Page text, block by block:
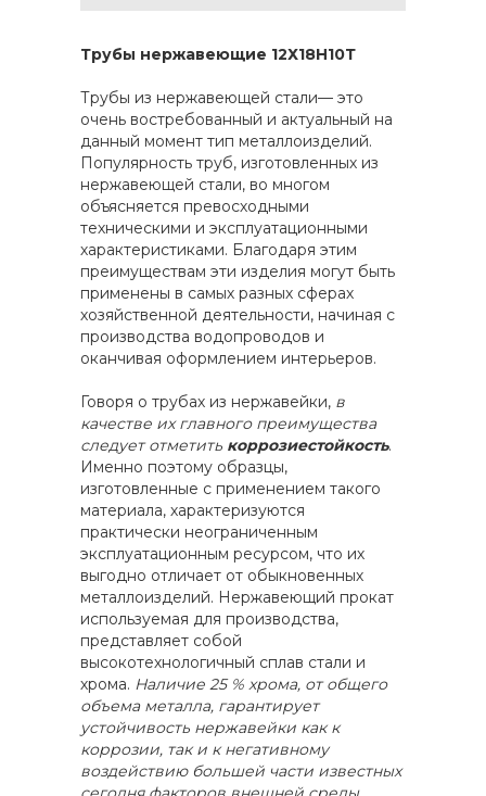
Трубы нержавеющие 12Х18Н10Т
Трубы из нержавеющей стали— это
очень востребованный и актуальный на
данный момент тип металлоизделий.
Популярность труб, изготовленных из
нержавеющей стали, во многом
объясняется превосходными
техническими и эксплуатационными
характеристиками. Благодаря этим
преимуществам эти изделия могут быть
применены в самых разных сферах
хозяйственной деятельности, начиная с
производства водопроводов и
оканчивая оформлением интерьеров.
Говоря о трубах из нержавейки, в
качестве их главного преимущества
следует отметить коррозиестойкость.
Именно поэтому образцы,
изготовленные с применением такого
материала, характеризуются
практически неограниченным
эксплуатационным ресурсом, что их
выгодно отличает от обыкновенных
металлоизделий. Нержавеющий прокат
используемая для производства,
представляет собой
высокотехнологичный сплав стали и
хрома. Наличие 25 % хрома, от общего
объема металла, гарантирует
устойчивость нержавейки как к
коррозии, так и к негативному
воздействию большей части известных